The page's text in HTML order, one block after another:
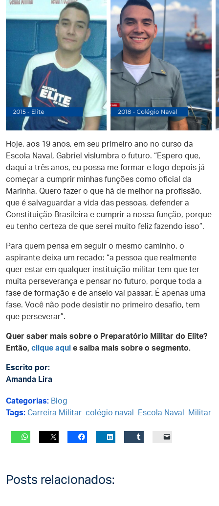
Hoje, aos 19 anos, em seu primeiro ano no curso da
Escola Naval, Gabriel vislumbra o futuro. “Espero que,
daqui a três anos, eu possa me formar e logo depois já
começar a cumprir minhas funções como oficial da
Marinha. Quero fazer o que há de melhor na profissão,
que é salvaguardar a vida das pessoas, defender a
Constituição Brasileira e cumprir a nossa função, porque
eu tenho certeza de que serei muito feliz fazendo isso”.
Para quem pensa em seguir o mesmo caminho, o
aspirante deixa um recado: “a pessoa que realmente
quer estar em qualquer instituição militar tem que ter
muita perseverança e pensar no futuro, porque toda a
fase de formação e de anseio vai passar. É apenas uma
fase. Você não pode desistir no primeiro desafio, tem
que perseverar”.
Quer saber mais sobre o Preparatório Militar do Elite?
Então, clique aqui e saiba mais sobre o segmento.
Escrito por:
Amanda Lira
Categorias: Blog
Tags: Carreira Militar colégio naval Escola Naval Militar
Posts relacionados: